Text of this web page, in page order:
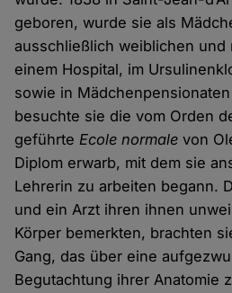
geboren, wurde sie als
ausschließlich weiblichen und
einem Hospital, im
sowie in
besuchte sie die vom Orden
geführteEcole normale von
Diplom erwarb, mit dem sie
Lehrerin zu arbeiten begann.
und ein Arzt ihren ihnen
Körper bemerkten, brachten
Gang, das über eine
Begutachtung ihrer Anatomie